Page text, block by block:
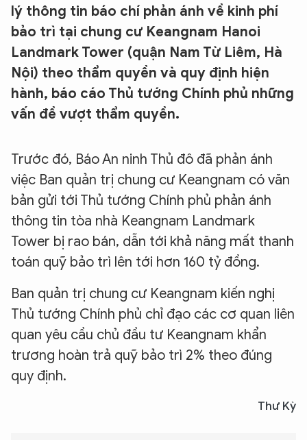
lý thông tin báo chí phản ánh về kinh phí
bảo trì tại chung cư Keangnam Hanoi
Landmark Tower (quận Nam Từ Liêm, Hà
Nội) theo thẩm quyền và quy định hiện
hành, báo cáo Thủ tướng Chính phủ những
vấn đề vượt thẩm quyền.
Trước đó, Báo An ninh Thủ đô đã phản ánh
việc Ban quản trị chung cư Keangnam có văn
bản gửi tới Thủ tướng Chính phủ phản ánh
thông tin tòa nhà Keangnam Landmark
Tower bị rao bán, dẫn tới khả năng mất thanh
toán quỹ bảo trì lên tới hơn 160 tỷ đồng.
Ban quản trị chung cư Keangnam kiến nghị
Thủ tướng Chính phủ chỉ đạo các cơ quan liên
quan yêu cầu chủ đầu tư Keangnam khẩn
trương hoàn trả quỹ bảo trì 2% theo đúng
quy định.
Thư Kỳ